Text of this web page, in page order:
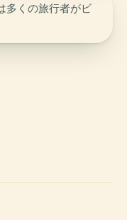
多くの旅行者がビ